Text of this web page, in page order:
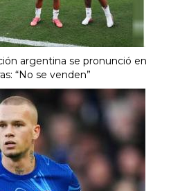
argentina se pronunció en
“No se venden”